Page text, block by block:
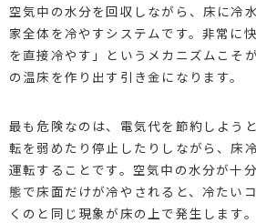
空気中の水分を回収しながら、床に冷
家全体を冷やすシステムです。非常に
を直接冷やす」というメカニズムこそ
の温床を作り出す引き金になります。
最も危険なのは、電気代を節約しよう
転を弱めたり停止したりしながら、床
運転することです。空気中の水分が十
態で床面だけが冷やされると、冷たい
くのと同じ現象が床の上で発生します。